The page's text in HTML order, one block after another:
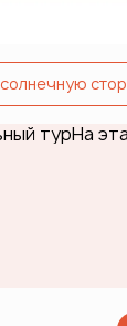
турНа